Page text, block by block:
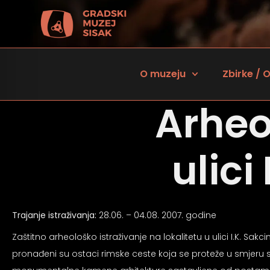
O muzeju Zbirke /
ulici
Trajanje istraživanja: 28.06. – 04.08. 2007. godine
Zaštitno arheološko istraživanje na lokalitetu u ulici I.K.
pronađeni su ostaci rimske ceste koja se proteže u smjeru